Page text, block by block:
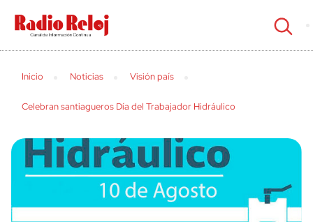
cerrar
Inicio Noticias Visión país
Celebran santiagueros Día del Trabajador Hidráulico